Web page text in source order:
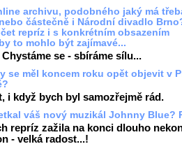
archivu, podobného jaký má
částečně i Národní divadlo
repríz i s konkrétním obsazením
to mohlo být zajímavé...
se - sbíráme sílu...
se měl koncem roku opět objevit v
i když bych byl samozřejmě rád.
váš nový muzikál Johnny Blue?
repríz zažila na konci dlouho
- velká radost...!